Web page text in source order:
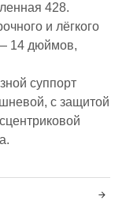
428.
и лёгкого
14 дюймов,
суппорт
с защитой